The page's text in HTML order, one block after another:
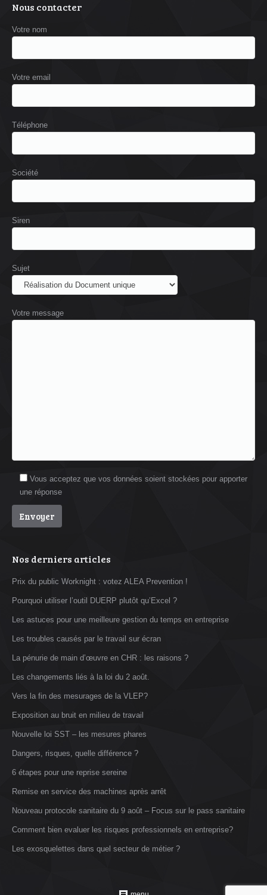
Nous contacter
Votre nom
Votre email
Téléphone
Société
Siren
Sujet
Votre message
Vous acceptez que vos données soient stockées pour apporter
une réponse
Nos derniers articles
Prix du public Worknight : votez ALEA Prevention !
Pourquoi utiliser l’outil DUERP plutôt qu’Excel ?
Les astuces pour une meilleure gestion du temps en entreprise
Les troubles causés par le travail sur écran
La pénurie de main d’œuvre en CHR : les raisons ?
Les changements liés à la loi du 2 août.
Vers la fin des mesurages de la VLEP?
Exposition au bruit en milieu de travail
Nouvelle loi SST – les mesures phares
Dangers, risques, quelle différence ?
6 étapes pour une reprise sereine
Remise en service des machines après arrêt
Nouveau protocole sanitaire du 9 août – Focus sur le pass sanitaire
Comment bien evaluer les risques professionnels en entreprise?
Les exosquelettes dans quel secteur de métier ?